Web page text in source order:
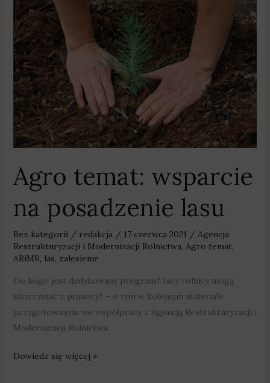
Agro temat: wsparcie
na posadzenie lasu
Bez kategorii/ redakcja / 17 czerwca 2021 / Agencja
Restrukturyzacji i Modernizacji Rolnictwa, Agro temat,
ARiMR, las, zalesienie
Do kogo jest dedykowany program? Jacy rolnicy mogą
skorzystać z pomocy? – o tym w kolejnym materiale
przygotowanym we współpracy z Agencją Restrukturyzacji i
Modernizacji Rolnictwa.
temat:
wsparcie
na
posadzenie
lasu
Dowiedz się więcej »